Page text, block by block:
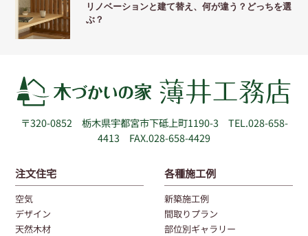
リノベーションと建て替え、何が違う？どっちを選
ぶ？
〒320-0852 栃木県宇都宮市下砥上町1190-3
TEL.028-658-
4413 FAX.028-658-4429
注文住宅
空気
デザイン
天然木材
各種施工例
新築施工例
間取りプラン
部位別ギャラリー